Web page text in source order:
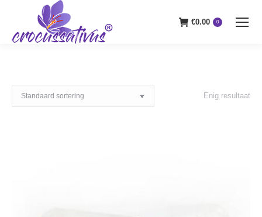
€0.00 0
Enig resultaat